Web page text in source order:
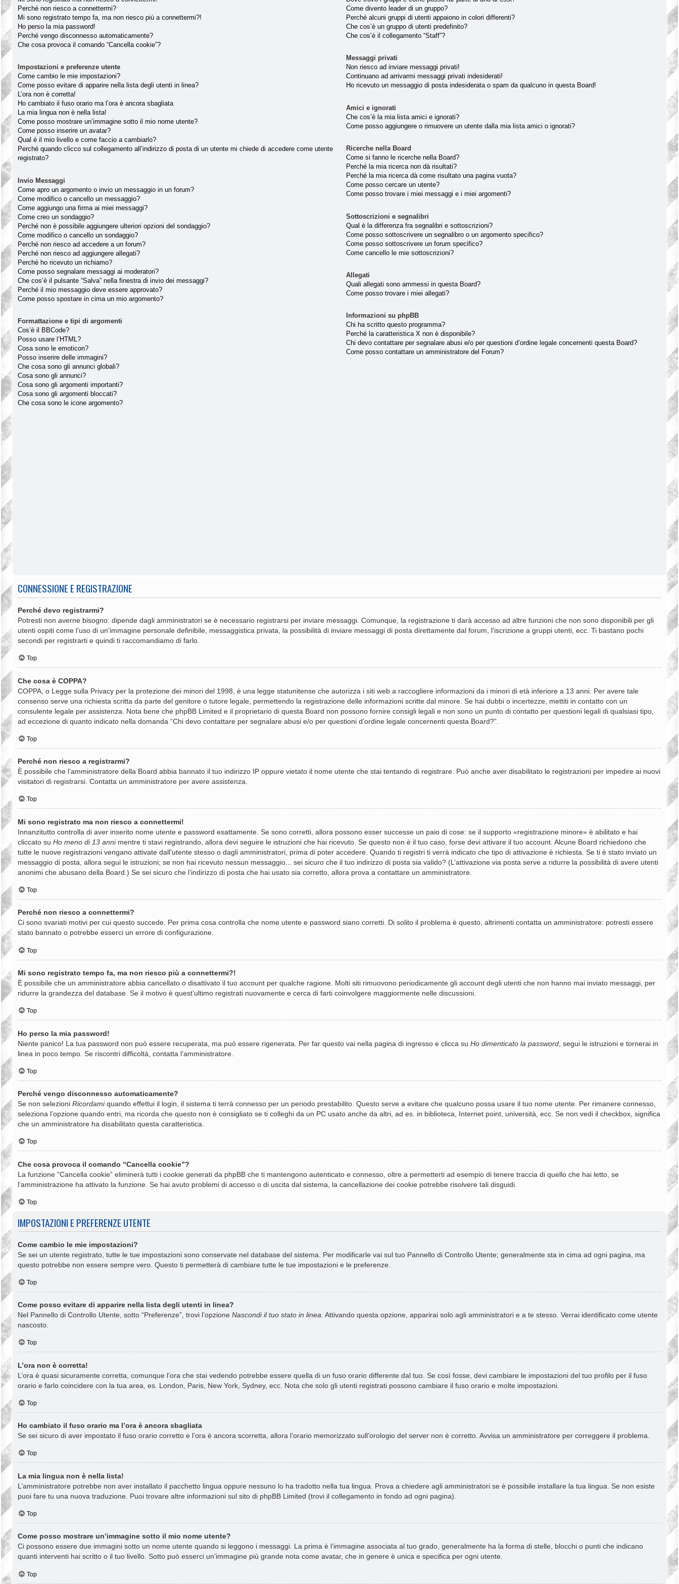
Perché non riesco a connettermi?
Mi sono registrato tempo fa, ma non riesco più a connettermi?!
Ho perso la mia password!
Perché vengo disconnesso automaticamente?
Che cosa provoca il comando “Cancella cookie”?
Impostazioni e preferenze utente
Come cambio le mie impostazioni?
Come posso evitare di apparire nella lista degli utenti in linea?
L’ora non è corretta!
Ho cambiato il fuso orario ma l’ora è ancora sbagliata
La mia lingua non è nella lista!
Come posso mostrare un’immagine sotto il mio nome utente?
Come posso inserire un avatar?
Qual è il mio livello e come faccio a cambiarlo?
Perché quando clicco sul collegamento all’indirizzo di posta di un utente mi chiede di accedere come utente
registrato?
Invio Messaggi
Come apro un argomento o invio un messaggio in un forum?
Come modifico o cancello un messaggio?
Come aggiungo una firma ai miei messaggi?
Come creo un sondaggio?
Perché non è possibile aggiungere ulteriori opzioni del sondaggio?
Come modifico o cancello un sondaggio?
Perché non riesco ad accedere a un forum?
Perché non riesco ad aggiungere allegati?
Perché ho ricevuto un richiamo?
Come posso segnalare messaggi ai moderatori?
Che cos’è il pulsante “Salva” nella finestra di invio dei messaggi?
Perché il mio messaggio deve essere approvato?
Come posso spostare in cima un mio argomento?
Formattazione e tipi di argomenti
Cos’è il BBCode?
Posso usare l’HTML?
Cosa sono le emoticon?
Posso inserire delle immagini?
Che cosa sono gli annunci globali?
Cosa sono gli annunci?
Cosa sono gli argomenti importanti?
Cosa sono gli argomenti bloccati?
Che cosa sono le icone argomento?
Come divento leader di un gruppo?
Perché alcuni gruppi di utenti appaiono in colori differenti?
Che cos’è un gruppo di utenti predefinito?
Che cos’è il collegamento “Staff”?
Messaggi privati
Non riesco ad inviare messaggi privati!
Continuano ad arrivarmi messaggi privati indesiderati!
Ho ricevuto un messaggio di posta indesiderata o spam da qualcuno in questa Board!
Amici e ignorati
Che cos’è la mia lista amici e ignorati?
Come posso aggiungere o rimuovere un utente dalla mia lista amici o ignorati?
Ricerche nella Board
Come si fanno le ricerche nella Board?
Perché la mia ricerca non dà risultati?
Perché la mia ricerca dà come risultato una pagina vuota?
Come posso cercare un utente?
Come posso trovare i miei messaggi e i miei argomenti?
Sottoscrizioni e segnalibri
Qual è la differenza fra segnalibri e sottoscrizioni?
Come posso sottoscrivere un segnalibro o un argomento specifico?
Come posso sottoscrivere un forum specifico?
Come cancello le mie sottoscrizioni?
Allegati
Quali allegati sono ammessi in questa Board?
Come posso trovare i miei allegati?
Informazioni su phpBB
Chi ha scritto questo programma?
Perché la caratteristica X non è disponibile?
Chi devo contattare per segnalare abusi e/o per questioni d’ordine legale concernenti questa Board?
Come posso contattare un amministratore del Forum?
CONNESSIONE E REGISTRAZIONE
Perché devo registrarmi?
Potresti non averne bisogno: dipende dagli amministratori se è necessario registrarsi per inviare messaggi. Comunque, la registrazione ti darà accesso ad altre funzioni che non sono disponibili per gli
utenti ospiti come l’uso di un’immagine personale definibile, messaggistica privata, la possibilità di inviare messaggi di posta direttamente dal forum, l’iscrizione a gruppi utenti, ecc. Ti bastano pochi
secondi per registrarti e quindi ti raccomandiamo di farlo.
Top
Che cosa è COPPA?
COPPA, o Legge sulla Privacy per la protezione dei minori del 1998, è una legge statunitense che autorizza i siti web a raccogliere informazioni da i minori di età inferiore a 13 anni. Per avere tale
consenso serve una richiesta scritta da parte del genitore o tutore legale, permettendo la registrazione delle informazioni scritte dal minore. Se hai dubbi o incertezze, mettiti in contatto con un
consulente legale per assistenza. Nota bene che phpBB Limited e il proprietario di questa Board non possono fornire consigli legali e non sono un punto di contatto per questioni legali di qualsiasi tipo,
ad eccezione di quanto indicato nella domanda “Chi devo contattare per segnalare abusi e/o per questioni d’ordine legale concernenti questa Board?”.
Top
Perché non riesco a registrarmi?
È possibile che l’amministratore della Board abbia bannato il tuo indirizzo IP oppure vietato il nome utente che stai tentando di registrare. Può anche aver disabilitato le registrazioni per impedire ai nuovi
visitatori di registrarsi. Contatta un amministratore per avere assistenza.
Top
Mi sono registrato ma non riesco a connettermi!
Innanzitutto controlla di aver inserito nome utente e password esattamente. Se sono corretti, allora possono esser successe un paio di cose: se il supporto «registrazione minore» è abilitato e hai
cliccato su Ho meno di 13 annimentre ti stavi registrando, allora devi seguire le istruzioni che hai ricevuto. Se questo non è il tuo caso, forse devi attivare il tuo account. Alcune Board richiedono che
tutte le nuove registrazioni vengano attivate dall’utente stesso o dagli amministratori, prima di poter accedere. Quando ti registri ti verrà indicato che tipo di attivazione è richiesta. Se ti è stato inviato un
messaggio di posta, allora segui le istruzioni; se non hai ricevuto nessun messaggio... sei sicuro che il tuo indirizzo di posta sia valido? (L’attivazione via posta serve a ridurre la possibilità di avere utenti
anonimi che abusano della Board.) Se sei sicuro che l’indirizzo di posta che hai usato sia corretto, allora prova a contattare un amministratore.
Top
Perché non riesco a connettermi?
Ci sono svariati motivi per cui questo succede. Per prima cosa controlla che nome utente e password siano corretti. Di solito il problema è questo, altrimenti contatta un amministratore: potresti essere
stato bannato o potrebbe esserci un errore di configurazione.
Top
Mi sono registrato tempo fa, ma non riesco più a connettermi?!
È possibile che un amministratore abbia cancellato o disattivato il tuo account per qualche ragione. Molti siti rimuovono periodicamente gli account degli utenti che non hanno mai inviato messaggi, per
ridurre la grandezza del database. Se il motivo è quest’ultimo registrati nuovamente e cerca di farti coinvolgere maggiormente nelle discussioni.
Top
Ho perso la mia password!
Niente panico! La tua password non può essere recuperata, ma può essere rigenerata. Per far questo vai nella pagina di ingresso e clicca su Ho dimenticato la password , segui le istruzioni e tornerai in
linea in poco tempo. Se riscontri difficoltà, contatta l’amministratore.
Top
Perché vengo disconnesso automaticamente?
Se non selezioni Ricordamiquando effettui il login, il sistema ti terrà connesso per un periodo prestabilito. Questo serve a evitare che qualcuno possa usare il tuo nome utente. Per rimanere connesso,
seleziona l’opzione quando entri, ma ricorda che questo non è consigliato se ti colleghi da un PC usato anche da altri, ad es. in biblioteca, Internet point, università, ecc. Se non vedi il checkbox, significa
che un amministratore ha disabilitato questa caratteristica.
Top
Che cosa provoca il comando “Cancella cookie”?
La funzione “Cancella cookie” eliminerà tutti i cookie generati da phpBB che ti mantengono autenticato e connesso, oltre a permetterti ad esempio di tenere traccia di quello che hai letto, se
l’amministrazione ha attivato la funzione. Se hai avuto problemi di accesso o di uscita dal sistema, la cancellazione dei cookie potrebbe risolvere tali disguidi.
Top
IMPOSTAZIONI E PREFERENZE UTENTE
Come cambio le mie impostazioni?
Se sei un utente registrato, tutte le tue impostazioni sono conservate nel database del sistema. Per modificarle vai sul tuo Pannello di Controllo Utente; generalmente sta in cima ad ogni pagina, ma
questo potrebbe non essere sempre vero. Questo ti permetterà di cambiare tutte le tue impostazioni e le preferenze.
Top
Come posso evitare di apparire nella lista degli utenti in linea?
Nel Pannello di Controllo Utente, sotto “Preferenze”, trovi l’opzione Nascondi il tuo stato in linea . Attivando questa opzione, apparirai solo agli amministratori e a te stesso. Verrai identificato come utente
nascosto.
Top
L’ora non è corretta!
L’ora è quasi sicuramente corretta, comunque l’ora che stai vedendo potrebbe essere quella di un fuso orario differente dal tuo. Se così fosse, devi cambiare le impostazioni del tuo profilo per il fuso
orario e farlo coincidere con la tua area, es. London, Paris, New York, Sydney, ecc. Nota che solo gli utenti registrati possono cambiare il fuso orario e molte impostazioni.
Top
Ho cambiato il fuso orario ma l’ora è ancora sbagliata
Se sei sicuro di aver impostato il fuso orario corretto e l’ora è ancora scorretta, allora l’orario memorizzato sull’orologio del server non è corretto. Avvisa un amministratore per correggere il problema.
Top
La mia lingua non è nella lista!
L’amministratore potrebbe non aver installato il pacchetto lingua oppure nessuno lo ha tradotto nella tua lingua. Prova a chiedere agli amministratori se è possibile installare la tua lingua. Se non esiste
puoi fare tu una nuova traduzione. Puoi trovare altre informazioni sul sito di phpBB Limited (trovi il collegamento in fondo ad ogni pagina).
Top
Come posso mostrare un’immagine sotto il mio nome utente?
Ci possono essere due immagini sotto un nome utente quando si leggono i messaggi. La prima è l’immagine associata al tuo grado, generalmente ha la forma di stelle, blocchi o punti che indicano
quanti interventi hai scritto o il tuo livello. Sotto può esserci un’immagine più grande nota come avatar, che in genere è unica e specifica per ogni utente.
Top